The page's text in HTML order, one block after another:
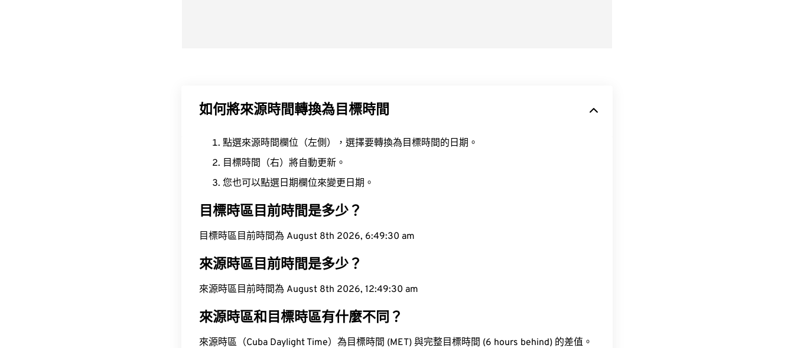
如何將來源時間轉換為目標時間
點選來源時間欄位（左側），選擇要轉換為目標時間的日期。
目標時間（右）將自動更新。
您也可以點選日期欄位來變更日期。
目標時區目前時間是多少？
目標時區目前時間為 August 8th 2026, 6:49:31 am
來源時區目前時間是多少？
來源時區目前時間為 August 8th 2026, 12:49:31 am
來源時區和目標時區有什麼不同？
來源時區（Cuba Daylight Time）為目標時間 (MET) 與完整目標時間 (6 hours behind) 的差值。